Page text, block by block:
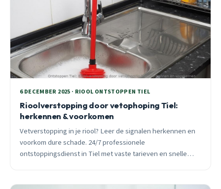
6 DECEMBER 2025 · RIOOL ONTSTOPPEN TIEL
Rioolverstopping door vetophoping Tiel:
herkennen & voorkomen
Vetverstopping in je riool? Leer de signalen herkennen en
voorkom dure schade. 24/7 professionele
ontstoppingsdienst in Tiel met vaste tarieven en snelle